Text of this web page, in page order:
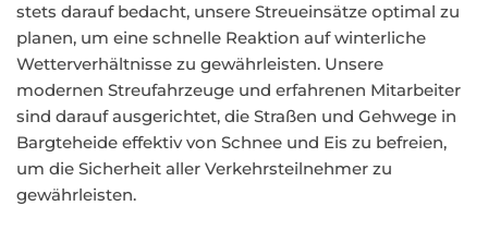
stets darauf bedacht, unsere Streueinsätze optimal zu
planen, um eine schnelle Reaktion auf winterliche
Wetterverhältnisse zu gewährleisten. Unsere
modernen Streufahrzeuge und erfahrenen Mitarbeiter
sind darauf ausgerichtet, die Straßen und Gehwege in
Bargteheide effektiv von Schnee und Eis zu befreien,
um die Sicherheit aller Verkehrsteilnehmer zu
gewährleisten.